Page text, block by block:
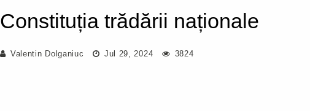
Constituția trădării naționale
Valentin Dolganiuc Jul 29, 2024 3824